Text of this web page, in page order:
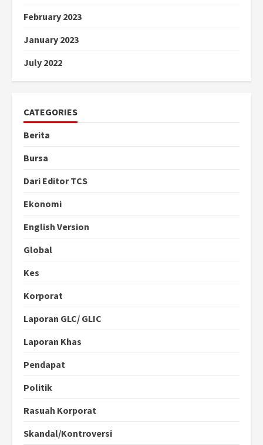
February 2023
January 2023
July 2022
CATEGORIES
Berita
Bursa
Dari Editor TCS
Ekonomi
English Version
Global
Kes
Korporat
Laporan GLC/ GLIC
Laporan Khas
Pendapat
Politik
Rasuah Korporat
Skandal/Kontroversi